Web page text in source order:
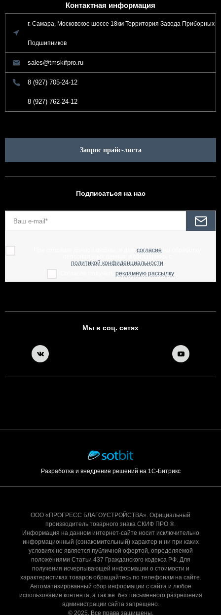
Контактная информация
г. Самара, Московское шоссе 18км Территория Завода Приборных
Подшипников
sales@tmskifpro.ru
8 (927) 705-24-12
8 (927) 762-24-12
Запрос прайс-листа
Подписаться на нас
согласие
политикой конфиденциальности
рекламную рассылку
Мы в соц. сетях
Разработка и внедрение решений на 1С-Битрикс
ООО «ПРОГРЕСС БЛАГОУСТРОЙСТВА». Официальный
производитель товарного знака СКИФ ПРО ®.
Информация на данном интернет-сайте носит исключительно
информационный (ознакомительный) характер и ни при каких
условиях не является публичной офертой, определяемой
положениями Статьи 437 Гражданского кодекса РФ. Для
получения исчерпывающей информации о стоимости и
характеристиках товаров обращайтесь по телефонам на сайте.
Автоматизированный сбор информации с сайта и любое
использование контента, а так же без письменного разрешения
администрации сайта запрещено.
© 2025. Все права защищены.